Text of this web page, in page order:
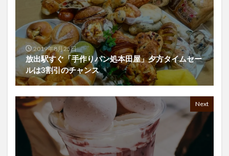
2019年8月25日
放出駅すぐ「手作りパン処本田屋」夕方タイムセー
ルは3割引のチャンス
Next